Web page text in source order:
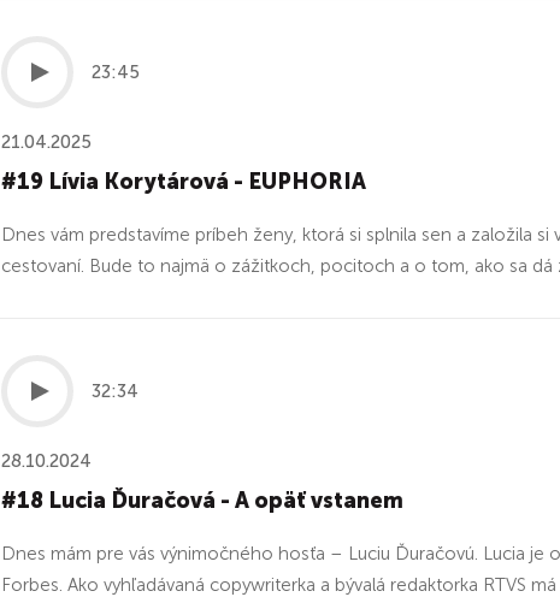
23:45
21.04.2025
#19 Lívia Korytárová - EUPHORIA
Dnes vám predstavíme príbeh ženy, ktorá si splnila sen a založila
cestovaní. Bude to najmä o zážitkoch, pocitoch a o tom, ako sa
32:34
28.10.2024
#18 Lucia Ďuračová - A opäť vstanem
Dnes mám pre vás výnimočného hosťa – Luciu Ďuračovú. Lucia je
Forbes. Ako vyhľadávaná copywriterka a bývalá redaktorka RTVS